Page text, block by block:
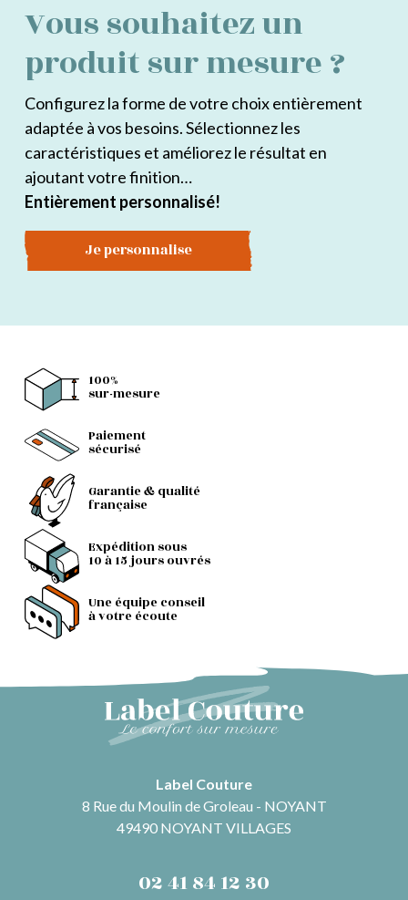
Vous souhaitez un
produit sur mesure ?
Configurez la forme de votre choix entièrement
adaptée à vos besoins. Sélectionnez les
caractéristiques et améliorez le résultat en
ajoutant votre finition…
Entièrement personnalisé!
Je personnalise
100%
sur-mesure
Paiement
sécurisé
Garantie & qualité
française
Expédition sous
10 à 15 jours ouvrés
Une équipe conseil
à votre écoute
Label Couture
8 Rue du Moulin de Groleau - NOYANT
49490 NOYANT VILLAGES
02 41 84 12 30